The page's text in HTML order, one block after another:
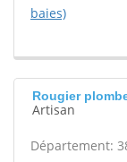
baies)
Rougier
Artisan
Département: